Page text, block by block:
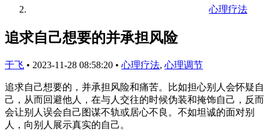
心理疗法
追求自己想要的并承担风险
于飞 • 2023-11-28 08:58:20 • 心理疗法, 心理调节
追求自己想要的，并承担风险和痛苦。比如担心别人会怀疑自
己，从而回避他人，在与人交往的时候伪装和掩饰自己，反而
会让别人误会自己图谋不轨或居心不良。不如坦诚的面对别
人，向别人展示真实的自己。